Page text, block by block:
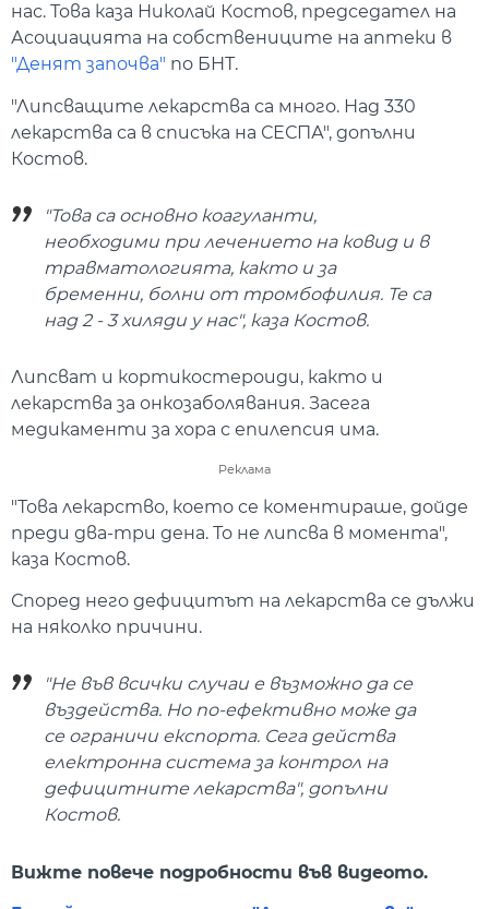
нас. Това каза Николай Костов, председател на
Асоциацията на собствениците на аптеки в
"Денят започва" по БНТ.
"Липсващите лекарства са много. Над 330
лекарства са в списъка на СЕСПА", допълни
Костов.
"Това са основно коагуланти,
необходими при лечението на ковид и в
травматологията, както и за
бременни, болни от тромбофилия. Те са
над 2 - 3 хиляди у нас", каза Костов.
Липсват и кортикостероиди, както и
лекарства за онкозаболявания. Засега
медикаменти за хора с епилепсия има.
Реклама
"Това лекарство, което се коментираше, дойде
преди два-три дена. То не липсва в момента",
каза Костов.
Според него дефицитът на лекарства се дължи
на няколко причини.
"Не във всички случаи е възможно да се
въздейства. Но по-ефективно може да
се ограничи експорта. Сега действа
електронна система за контрол на
дефицитните лекарства", допълни
Костов.
Вижте повече подробности във видеото.